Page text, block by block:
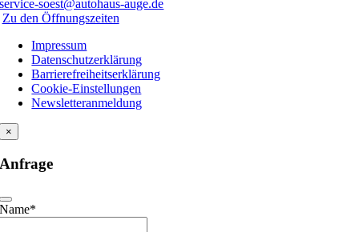
service-soest@autohaus-auge.de
Zu den Öffnungszeiten
Impressum
Datenschutzerklärung
Barrierefreiheitserklärung
Cookie-Einstellungen
Newsletteranmeldung
×
Anfrage
Name*